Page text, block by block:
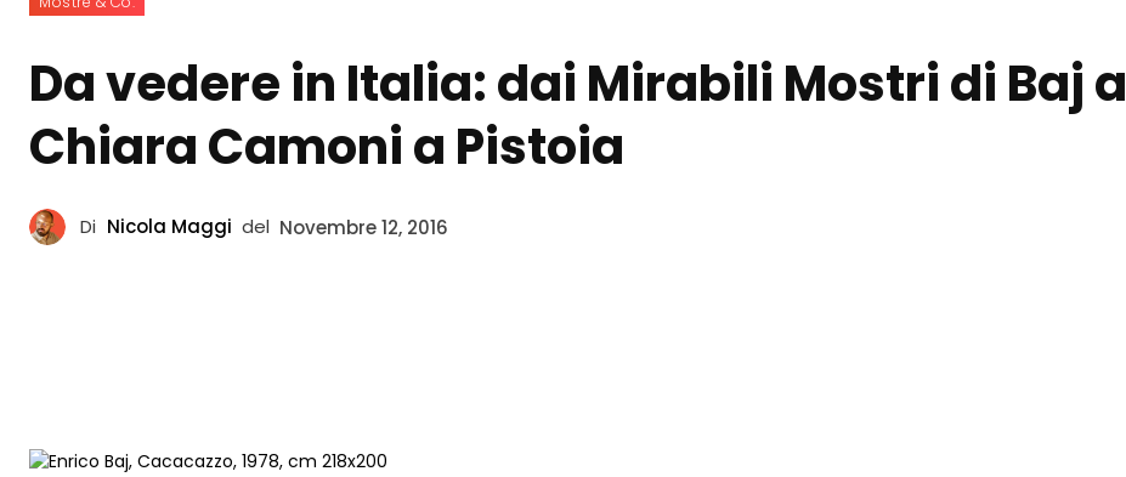
Da vedere in Italia: dai Mirabili Mostri di Baj a
Chiara Camoni a Pistoia
Di Nicola Maggi del Novembre 12, 2016